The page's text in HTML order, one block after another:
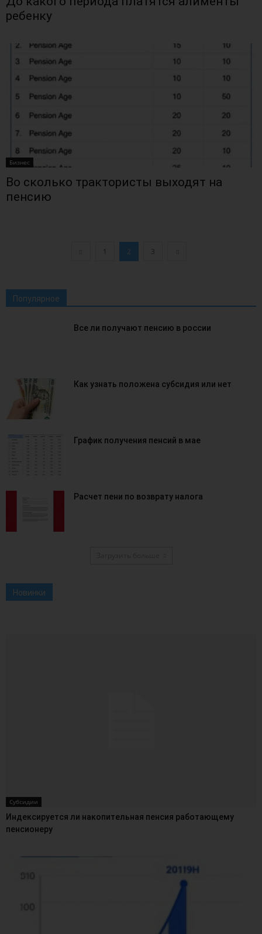
ребенку
Бизнес
Во сколько трактористы выходят на
пенсию
1 2 3
Популярное
Все ли получают пенсию в россии
Как узнать положена субсидия или нет
График получения пенсий в мае
Расчет пени по возврату налога
Новинки
Субсидии
Индексируется ли накопительная пенсия работающему
пенсионеру